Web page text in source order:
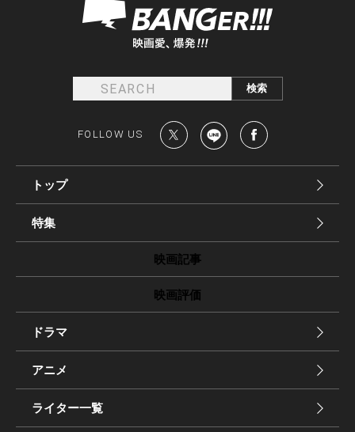
FOLLOW US
トップ
特集
映画記事
映画評価
ドラマ
アニメ
ライター一覧